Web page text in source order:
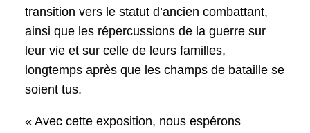
transition vers le statut d’ancien combattant,
ainsi que les répercussions de la guerre sur
leur vie et sur celle de leurs familles,
longtemps après que les champs de bataille se
soient tus.
« Avec cette exposition, nous espérons